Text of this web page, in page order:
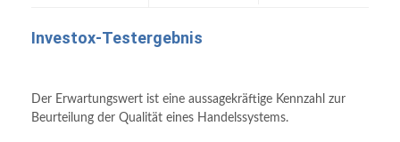
Investox-Testergebnis
Der Erwartungswert ist eine aussagekräftige Kennzahl zur
Beurteilung der Qualität eines Handelssystems.